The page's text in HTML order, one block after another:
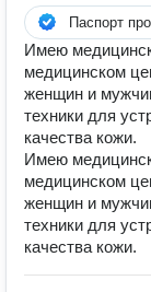
Паспорт
Имею
медицинском
женщин и
техники для
качества кожи.
Имею
медицинском
женщин и
техники для
качества кожи.